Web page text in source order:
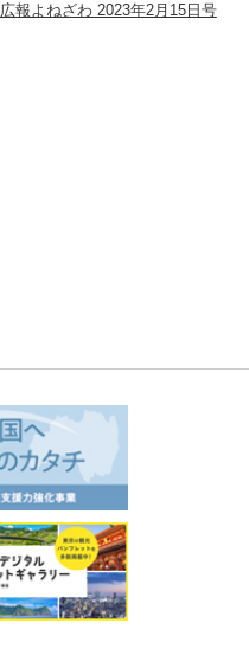
広報よねざわ 2023年2月15日号